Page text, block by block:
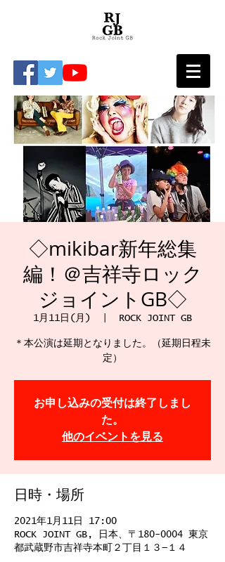
◇mikibar新年総集
編！＠吉祥寺ロック
ジョイントGB◇
1月11日(月) ROCK JOINT GB
＊本公演は延期となりました。（延期日程未
定）
お申し込みの受付は終了しまし
た。
他のイベントを見る
日時・場所
2021年1月11日 17:00
ROCK JOINT GB, 日本、〒180-0004 東京
都武蔵野市吉祥寺本町２丁目１３−１４